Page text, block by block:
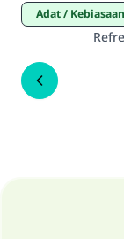
Adat / Kebiasaan